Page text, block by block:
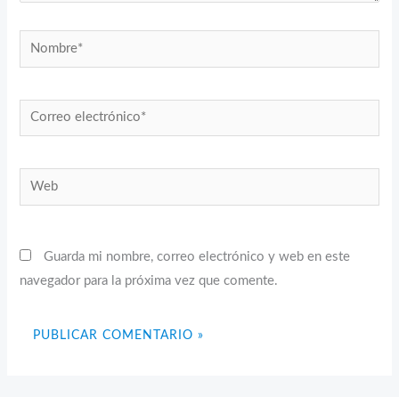
Nombre*
Correo
electrónico*
Web
Guarda mi nombre, correo electrónico y web en este
navegador para la próxima vez que comente.